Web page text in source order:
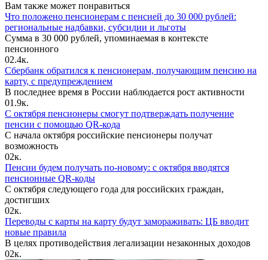
Вам также может понравиться
Что положено пенсионерам с пенсией до 30 000 рублей:
региональные надбавки, субсидии и льготы
Сумма в 30 000 рублей, упоминаемая в контексте
пенсионного
02.4к.
Сбербанк обратился к пенсионерам, получающим пенсию на
карту, с предупреждением
В последнее время в России наблюдается рост активности
01.9к.
С октября пенсионеры смогут подтверждать получение
пенсии с помощью QR-кода
С начала октября российские пенсионеры получат
возможность
02к.
Пенсии будем получать по-новому: с октября вводятся
пенсионные QR-коды
С октября следующего года для российских граждан,
достигших
02к.
Переводы с карты на карту будут замораживать: ЦБ вводит
новые правила
В целях противодействия легализации незаконных доходов
02к.